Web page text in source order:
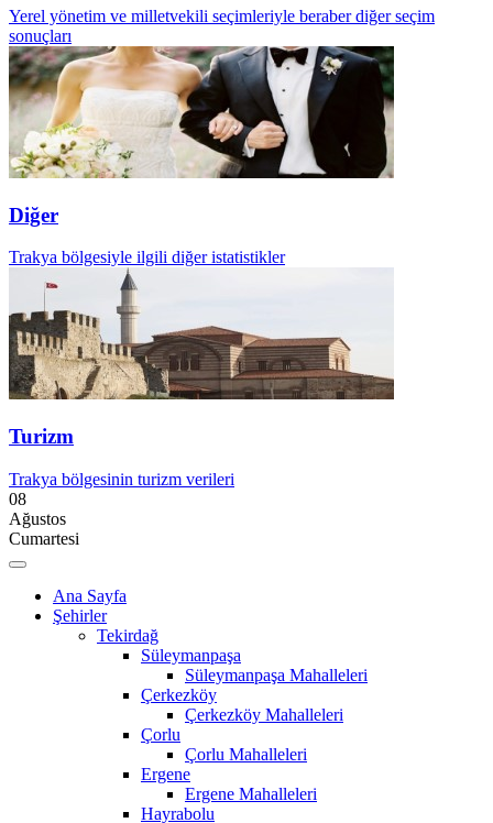
Yerel yönetim ve milletvekili seçimleriyle beraber diğer seçim
sonuçları
Diğer
Trakya bölgesiyle ilgili diğer istatistikler
Turizm
Trakya bölgesinin turizm verileri
08
Ağustos
Cumartesi
Ana Sayfa
Şehirler
Tekirdağ
Süleymanpaşa
Süleymanpaşa Mahalleleri
Çerkezköy
Çerkezköy Mahalleleri
Çorlu
Çorlu Mahalleleri
Ergene
Ergene Mahalleleri
Hayrabolu